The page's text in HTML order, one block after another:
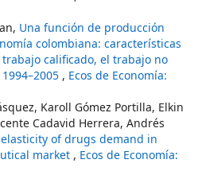
Una función de producción
colombiana: características
calificado, el trabajo no
, Ecos de Economía:
Karoll Gómez Portilla, Elkin
Cadavid Herrera, Andrés
of drugs demand in
market , Ecos de Economía: